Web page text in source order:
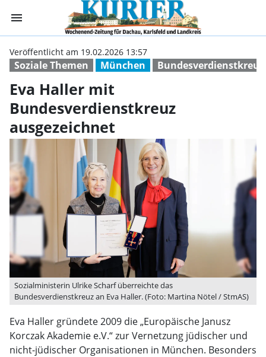
menu Eva Haller mit
Soziale Themen München Bundesverdienstkreuz
Veröffentlicht am 19.02.2026 13:57
Eva Haller mit
Bundesverdienstkreuz
ausgezeichnet
Sozialministerin Ulrike Scharf überreichte das
Bundesverdienstkreuz an Eva Haller. (Foto: Martina Nötel / StmAS)
Eva Haller gründete 2009 die „Europäische Janusz
Korczak Akademie e.V.“ zur Vernetzung jüdischer und
nicht-jüdischer Organisationen in München. Besonders